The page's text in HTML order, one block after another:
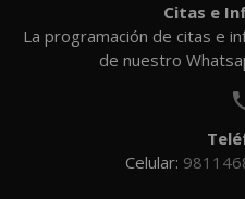
Citas e
La programación de citas e
de nuestro
Celular: